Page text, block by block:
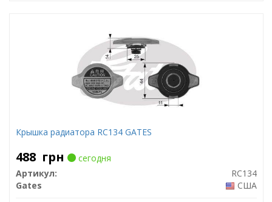
Крышка радиатора RC134 GATES
488 грн
сегодня
Артикул:
RC134
Gates
США